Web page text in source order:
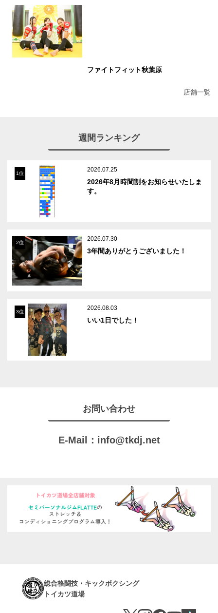
ファイトフィット秋葉原
店舗一覧
週間ランキング
1位
2026.07.25
2026年8月時間割をお知らせいたしま
す。
2位
2026.07.30
3年間ありがとうございました！
3位
2026.08.03
いい1日でした！
お問い合わせ
E-Mail： info@tkdj.net
総合格闘技・キックボクシング
トイカツ道場